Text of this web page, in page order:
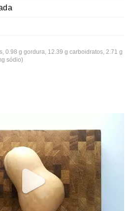
0.98 g gordura, 12.39 g carboidratos, 2.71 g
sódio)